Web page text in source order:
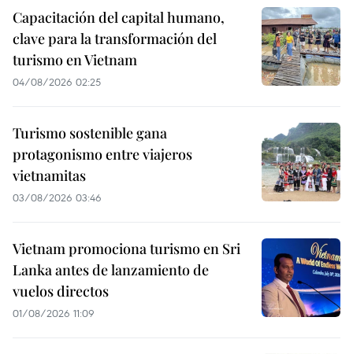
Capacitación del capital humano,
clave para la transformación del
turismo en Vietnam
04/08/2026 02:25
Turismo sostenible gana
protagonismo entre viajeros
vietnamitas
03/08/2026 03:46
Vietnam promociona turismo en Sri
Lanka antes de lanzamiento de
vuelos directos
01/08/2026 11:09